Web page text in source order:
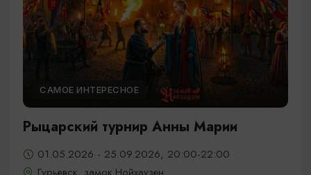
САМОЕ ИНТЕРЕСНОЕ
Рыцарский турнир Анны Марии
01.05.2026 - 25.09.2026, 20:00-22:00